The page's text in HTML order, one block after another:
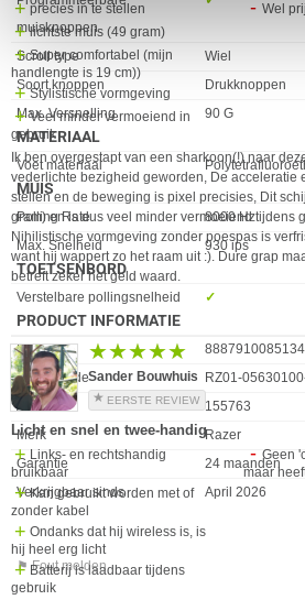
muisknoppen
Scroll type
Wiel
Soort knoppen
Drukknoppen
Max. Versnelling
90 G
MATERIAAL
Eigenschap Waarde
Voet materiaal
MUIS
Eigenschap Waarde
Polling Rate
8000 Hz
Max. Snelheid
930 ips
TOETSENBORD
Eigenschap Waarde
Verstelbare pollingsnelheid ✓︎
PRODUCT INFORMATIE
EAN
8887910085134
Vendorcode
RZ01-
Artikelnr
155763
Merk
Razer
Garantie
24 maanden
Verkrijgbaar sinds
April 2026
⚑ Fout melden
precies in te stellen
lichtste muis (49 gram)
Super comfortabel (mijn
handlengte is 19 cm))
Stylistische vormgeving
Veel minder vermoeiend in
gebruik
Wel
Ik ben overgestapt van een sharkoon(!) naar
vederlichte bezigheid geworden, De acceleratie
stellen en de beweging is pixel precisies, Dit
gram) en is dus veel minder vermoeiend tijdens
Nihilistische vormgeving zonder poespas is
want hij wappert zo het raam uit :). Dure grap
betreft zeker het geld waard.
★★★★★
★★★★★
Sander Bouwhuis
EERSTE REVIEW
Licht en snel en twee-handig
Links- en rechtshandig
bruikbaar
Kan gebruikt worden met of
zonder kabel
Ondanks dat hij wireless is, is
hij heel erg licht
Batterij is laadbaar tijdens
gebruik
Geen
maar